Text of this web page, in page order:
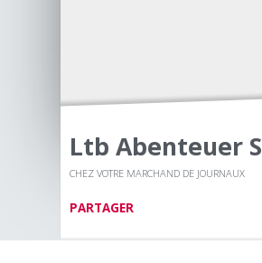
Ltb Abenteuer
CHEZ VOTRE MARCHAND DE JOURNAUX
PARTAGER